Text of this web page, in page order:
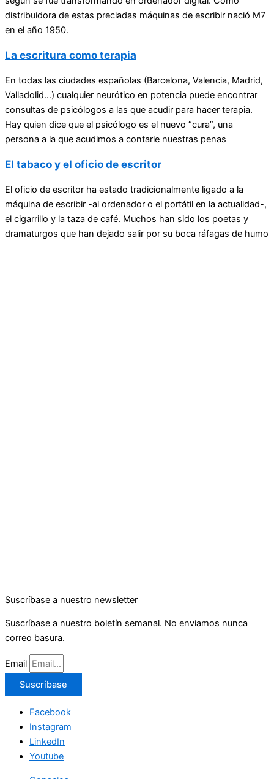
distribuidora de estas preciadas máquinas de escribir nació M7
en el año 1950.
La escritura como terapia
En todas las ciudades españolas (Barcelona, Valencia, Madrid,
Valladolid…) cualquier neurótico en potencia puede encontrar
consultas de psicólogos a las que acudir para hacer terapia.
Hay quien dice que el psicólogo es el nuevo “cura”, una
persona a la que acudimos a contarle nuestras penas
El tabaco y el oficio de escritor
El oficio de escritor ha estado tradicionalmente ligado a la
máquina de escribir -al ordenador o el portátil en la actualidad-,
el cigarrillo y la taza de café. Muchos han sido los poetas y
dramaturgos que han dejado salir por su boca ráfagas de humo
Suscríbase a nuestro newsletter
Suscríbase a nuestro boletín semanal. No enviamos nunca
correo basura.
Email
Suscríbase
Facebook
Instagram
LinkedIn
Youtube